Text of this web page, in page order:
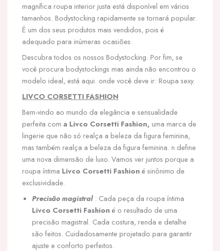
magnífica roupa interior justa está disponível em vários
tamanhos. Bodystocking rapidamente se tornará popular.
É um dos seus produtos mais vendidos, pois é
adequado para inúmeras ocasiões.
Descubra todos os nossos Bodystocking. Por fim, se
você procura bodystockings mas ainda não encontrou o
modelo ideal, está aqui. onde você deve ir: Roupa sexy.
LIVCO CORSETTI FASHION
Bem-vindo ao mundo da elegância e sensualidade
perfeita com a Livco Corsetti Fashion, uma marca de
lingerie que não só realça a beleza da figura feminina,
mas também realça a beleza da figura feminina. n define
uma nova dimensão de luxo. Vamos ver juntos porque a
roupa íntima Livco Corsetti Fashion é sinônimo de
exclusividade.
Precisão magistral: Cada peça da roupa íntima
Livco Corsetti Fashion é o resultado de uma
precisão magistral. Cada costura, renda e detalhe
são feitos. Cuidadosamente projetado para garantir
ajuste e conforto perfeitos.